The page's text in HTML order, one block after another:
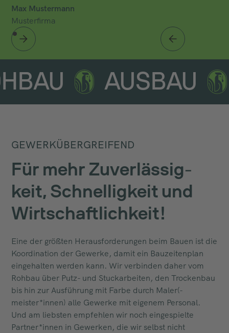
Max Mustermann
Musterfirma
AUSBAU
GEWERKÜBERGREIFEND
Für mehr Zu­ver­lässig­
keit, Schnellig­keit und
Wirtschaft­lich­keit!
Eine der größten Herausforderungen beim Bauen ist die
Koordination der Gewerke, damit ein Bauzeitenplan
eingehalten werden kann. Wir verbinden daher vom
Rohbau über Putz- und Stuckarbeiten, den Trockenbau
bis hin zur Ausführung mit Farbe durch Maler(-
meister*innen) alle Gewerke mit eigenem Personal.
Und am liebsten empfehlen wir noch eingespielte
Partner*innen in Gewerken, die wir selbst nicht